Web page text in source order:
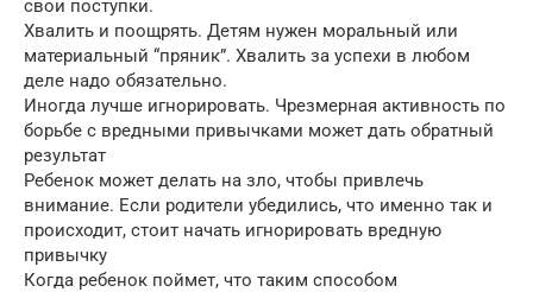
свои поступки.
Хвалить и поощрять. Детям нужен моральный или
материальный “пряник”. Хвалить за успехи в любом
деле надо обязательно.
Иногда лучше игнорировать. Чрезмерная активность по
борьбе с вредными привычками может дать обратный
результат
Ребенок может делать на зло, чтобы привлечь
внимание. Если родители убедились, что именно так и
происходит, стоит начать игнорировать вредную
привычку
Когда ребенок поймет, что таким способом